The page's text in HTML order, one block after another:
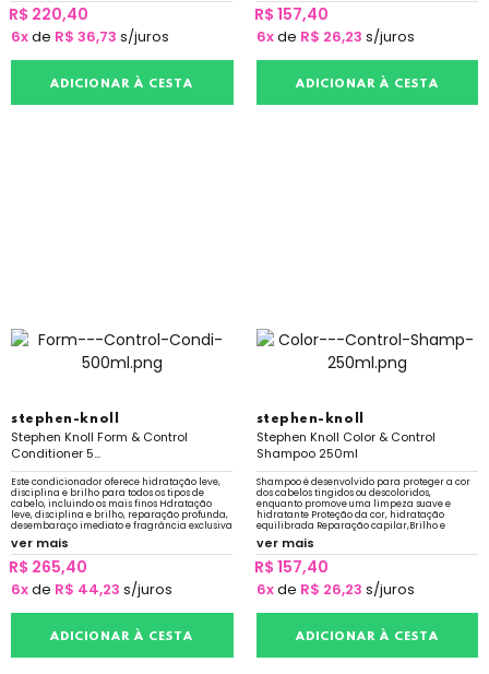
R$ 220,40
6xde R$ 36,73 s/juros
ADICIONAR À CESTA
R$ 157,40
6xde R$ 26,23 s/juros
ADICIONAR À CESTA
stephen-knoll
Stephen Knoll Form & Control
Conditioner 5...
Este condicionador oferece hidratação leve,
disciplina e brilho para todos os tipos de
cabelo, incluindo os mais finos Hdratação
leve, disciplina e brilho, reparação profunda,
desembaraço imediato e fragrância exclusiva
ver mais
R$ 265,40
6xde R$ 44,23 s/juros
ADICIONAR À CESTA
stephen-knoll
Stephen Knoll Color & Control
Shampoo 250ml
Shampoo é desenvolvido para proteger a cor
dos cabelos tingidos ou descoloridos,
enquanto promove uma limpeza suave e
hidratante Proteção da cor, hidratação
equilibrada Reparação capilar,Brilho e
ver mais
R$ 157,40
6xde R$ 26,23 s/juros
ADICIONAR À CESTA